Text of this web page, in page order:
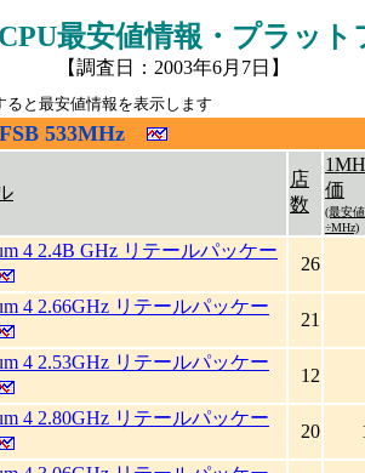
最安値情報・プラッ
【調査日：2003年6月7日】
と最安値情報を表示します
533MHz
店
数
価
(最安値
÷MHz)
4 2.4B GHz リテールパッケー
26
4 2.66GHz リテールパッケー
21
4 2.53GHz リテールパッケー
12
4 2.80GHz リテールパッケー
20